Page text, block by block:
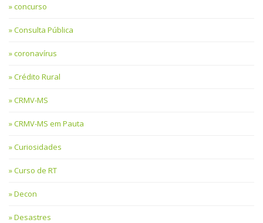
concurso
Consulta Pública
coronavírus
Crédito Rural
CRMV-MS
CRMV-MS em Pauta
Curiosidades
Curso de RT
Decon
Desastres